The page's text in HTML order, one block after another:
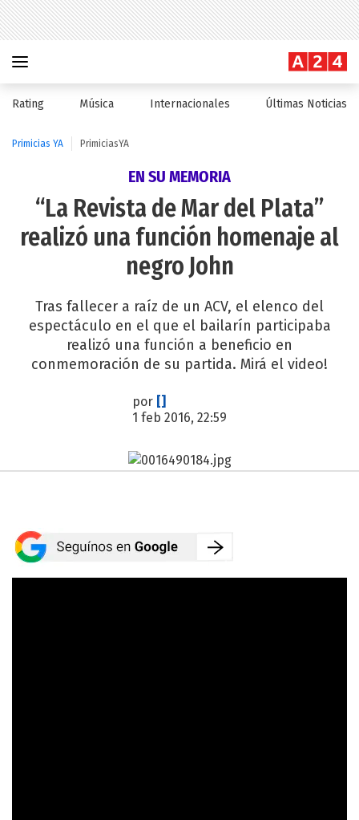
Rating Música Internacionales Últimas Noticias
Primicias YA PrimiciasYA
EN SU MEMORIA
“La Revista de Mar del Plata”
realizó una función homenaje al
negro John
Tras fallecer a raíz de un ACV, el elenco del
espectáculo en el que el bailarín participaba
realizó una función a beneficio en
conmemoración de su partida. Mirá el video!
por []
1 feb 2016, 22:59